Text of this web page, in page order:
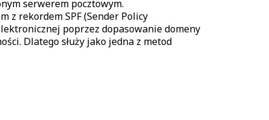
serwerem pocztowym.
z rekordem SPF (Sender Policy
poprzez dopasowanie domeny
Dlatego służy jako jedna z metod